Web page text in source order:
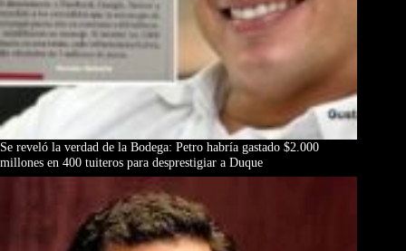
Se reveló la verdad de la Bodega: Petro habría gastado $2.000
millones en 400 tuiteros para desprestigiar a Duque